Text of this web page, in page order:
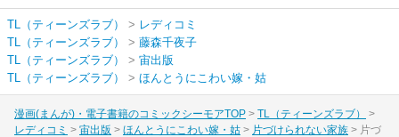
TL（ティーンズラブ） > レディコミ
TL（ティーンズラブ）
> 藤森千夜子
TL（ティーンズラブ）
> 宙出版
TL（ティーンズラブ）
> ほんとうにこわい嫁・姑
漫画(まんが)・電子書籍のコミックシーモアTOP
TL（ティーンズラブ）
レディコミ
宙出版 ほんとうにこわい嫁・姑 片づけられない家族
片づ